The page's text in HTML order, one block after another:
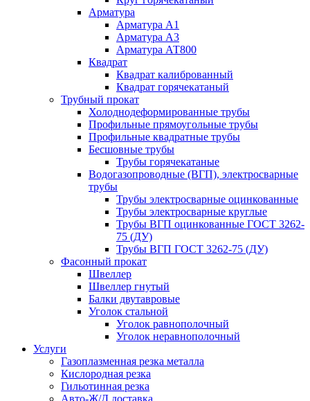
Арматура
Арматура А1
Арматура А3
Арматура АТ800
Квадрат
Квадрат калиброванный
Квадрат горячекатаный
Трубный прокат
Холоднодеформированные трубы
Профильные прямоугольные трубы
Профильные квадратные трубы
Бесшовные трубы
Трубы горячекатаные
Водогазопроводные (ВГП), электросварные
трубы
Трубы электросварные оцинкованные
Трубы электросварные круглые
Трубы ВГП оцинкованные ГОСТ 3262-
75 (ДУ)
Трубы ВГП ГОСТ 3262-75 (ДУ)
Фасонный прокат
Швеллер
Швеллер гнутый
Балки двутавровые
Уголок стальной
Уголок равнополочный
Уголок неравнополочный
Услуги
Газоплазменная резка металла
Кислородная резка
Гильотинная резка
Авто-Ж/Д доставка